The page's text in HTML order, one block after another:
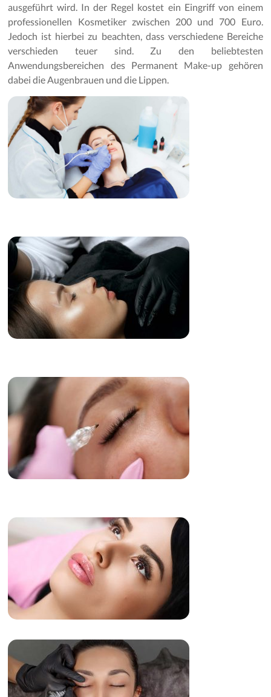
ausgeführt wird. In der Regel kostet ein Eingriff von einem
professionellen Kosmetiker zwischen 200 und 700 Euro.
Jedoch ist hierbei zu beachten, dass verschiedene Bereiche
verschieden teuer sind. Zu den beliebtesten
Anwendungsbereichen des Permanent Make-up gehören
dabei die Augenbrauen und die Lippen.